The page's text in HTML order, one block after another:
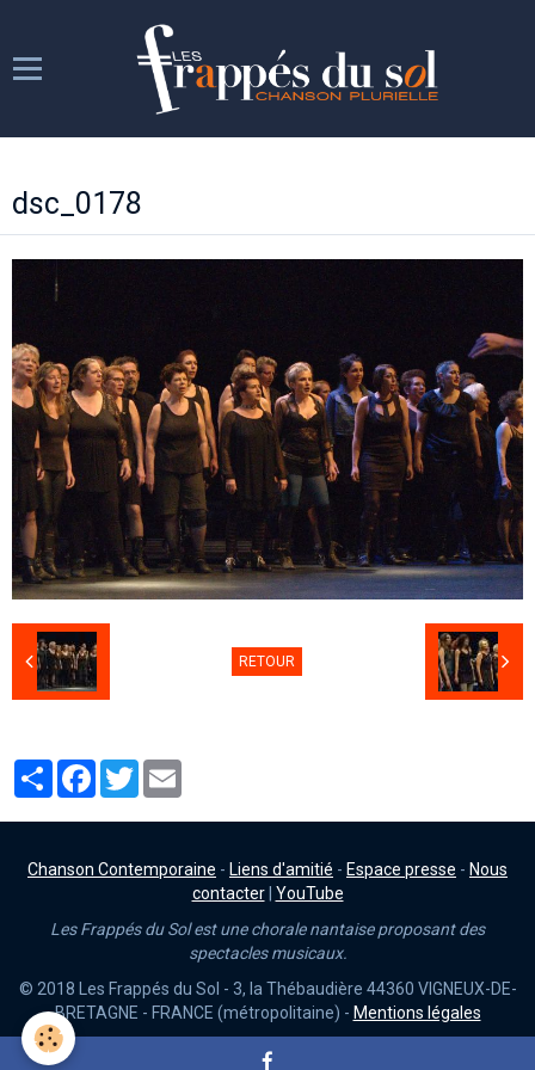
Les répétitions
dsc_0178
RETOUR
PartagerFacebook
Twitter
Chanson Contemporaine - Liens d'amitié - Espace presse - Nous
contacter| YouTube
Les Frappés du Sol est une chorale nantaise proposant des
spectacles musicaux.
© 2018 Les Frappés du Sol - 3, la Thébaudière 44360 VIGNEUX-DE-
BRETAGNE - FRANCE (métropolitaine) - Mentions légales